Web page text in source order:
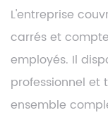
L'entreprise
carrés et
employés. Il
professionnel et
ensemble